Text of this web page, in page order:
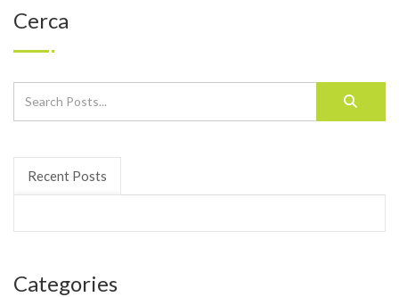
Cerca
Recent Posts
Categories